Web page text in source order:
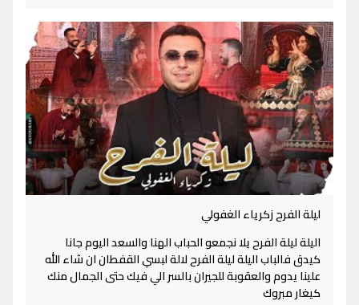
ليلة الفرح زكرياء الغفولي
اليلة ليلة الفرح يلا نجمعو الحباب الهنا والسعد اليوم جانا
كيدق فالباب اليلة ليلة الفرح لالة لبسي القفطان ان شاء الله
علينا يدوم والعقوبة للجيران بالسر الي فيك حتى الجمال منك
كيغار مبروك